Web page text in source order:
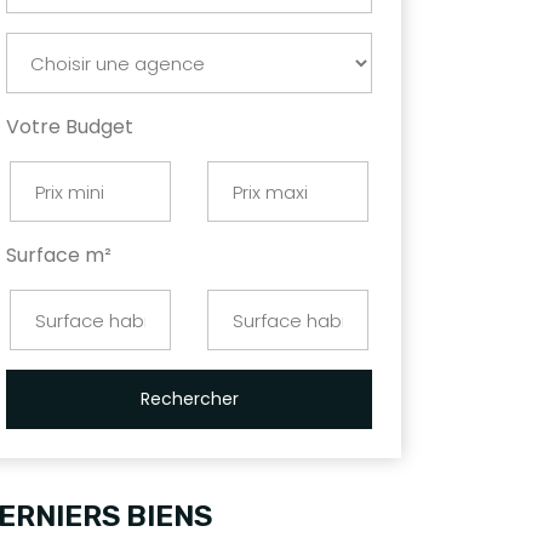
Votre Budget
Surface m²
Rechercher
BIENS